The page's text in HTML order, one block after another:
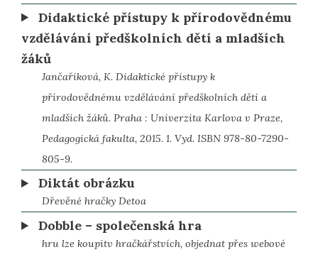
Didaktické přístupy k přírodovědnému
vzdělávání předškolních dětí a mladších
žáků
Jančaříková, K. Didaktické přístupy k
přírodovědnému vzdělávání předškolních dětí a
mladších žáků. Praha : Univerzita Karlova v Praze,
Pedagogická fakulta, 2015. 1. Vyd. ISBN 978-80-7290-
805-9.
Diktát obrázku
Dřevěné hračky Detoa
Dobble – společenská hra
hru lze koupitv hračkářstvích, objednat přes webové